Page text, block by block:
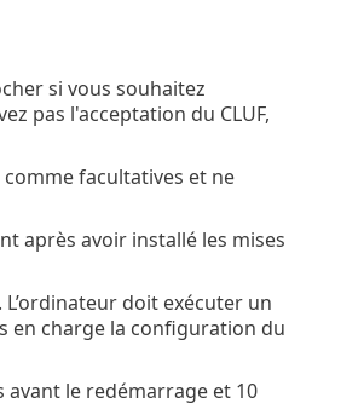
si vous souhaitez
pas l'acceptation du CLUF,
facultatives et ne
après avoir installé les mises
. L’ordinateur doit exécuter un
en charge la configuration du
le redémarrage et 10